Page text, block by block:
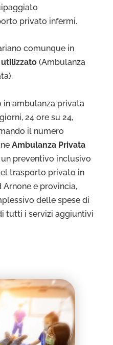
privato infermi.
comunque in
(Ambulanza
ambulanza privata
24 ore su 24,
il numero
Ambulanza Privata
preventivo inclusivo
trasporto privato in
e provincia,
delle spese di
tutti i servizi aggiuntivi